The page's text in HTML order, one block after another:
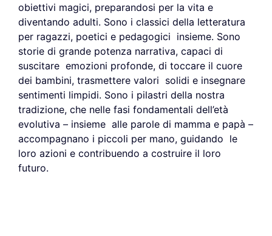
obiettivi magici, preparandosi per la vita e
diventando adulti. Sono i classici della letteratura
per ragazzi, poetici e pedagogici insieme. Sono
storie di grande potenza narrativa, capaci di
suscitare emozioni profonde, di toccare il cuore
dei bambini, trasmettere valori solidi e insegnare
sentimenti limpidi. Sono i pilastri della nostra
tradizione, che nelle fasi fondamentali dell’età
evolutiva – insieme alle parole di mamma e papà –
accompagnano i piccoli per mano, guidando le
loro azioni e contribuendo a costruire il loro
futuro.